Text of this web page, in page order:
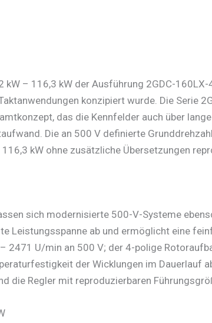
– 116,3 kW der Ausführung 2GDC-
konzipiert wurde. Die Serie
das die Kennfelder auch über
Die an 500 V definierte
kW ohne zusätzliche Übersetzungen
sich modernisierte 500-V-Systeme
Leistungsspanne ab und ermöglicht eine
U/min an 500 V; der 4-polige
der Wicklungen im Dauerlauf
die Regler mit reproduzierbaren